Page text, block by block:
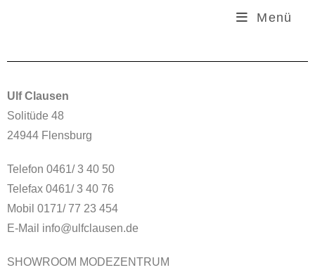
Menü
Ulf Clausen
Solitüde 48
24944 Flensburg
Telefon 0461/ 3 40 50
Telefax 0461/ 3 40 76
Mobil 0171/ 77 23 454
E-Mail info@ulfclausen.de
SHOWROOM MODEZENTRUM